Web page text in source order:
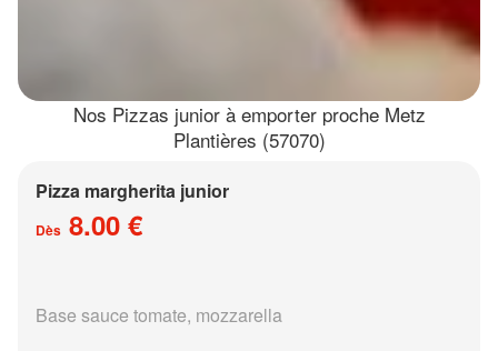
Nos Pizzas junior à emporter proche Metz
Plantières (57070)
Pizza margherita junior
Dès 8.00 €
Base sauce tomate, mozzarella